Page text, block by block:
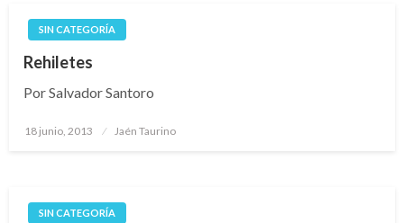
SIN CATEGORÍA
Rehiletes
Por Salvador Santoro
Publicado
18 junio, 2013 Jaén Taurino
SIN CATEGORÍA